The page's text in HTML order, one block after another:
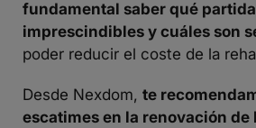
fundamental saber qué
imprescindibles y cuáles son
poder reducir el coste de la
Desde Nexdom, te
escatimes en la renovación de